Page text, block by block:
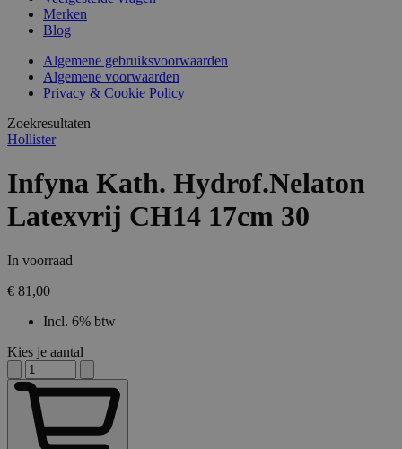
Merken
Blog
Algemene gebruiksvoorwaarden
Algemene voorwaarden
Privacy & Cookie Policy
Zoekresultaten
Hollister
Infyna Kath. Hydrof.Nelaton
Latexvrij CH14 17cm 30
In voorraad
€ 81,00
Incl. 6% btw
Kies je aantal